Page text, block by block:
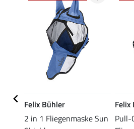
Felix Bühler
2 in 1 Fliegenmaske Sun
Felix
Pull-